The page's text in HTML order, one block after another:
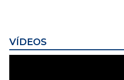
VÍDEOS